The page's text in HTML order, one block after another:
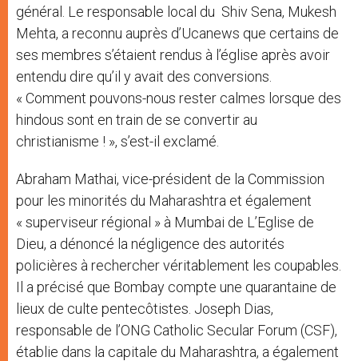
général. Le responsable local du Shiv Sena, Mukesh
Mehta, a reconnu auprès d’Ucanews que certains de
ses membres s’étaient rendus à l’église après avoir
entendu dire qu’il y avait des conversions.
« Comment pouvons-nous rester calmes lorsque des
hindous sont en train de se convertir au
christianisme ! », s’est-il exclamé.
Abraham Mathai, vice-président de la Commission
pour les minorités du Maharashtra et également
« superviseur régional » à Mumbai de L’Eglise de
Dieu, a dénoncé la négligence des autorités
policières à rechercher véritablement les coupables.
Il a précisé que Bombay compte une quarantaine de
lieux de culte pentecôtistes. Joseph Dias,
responsable de l’ONG Catholic Secular Forum (CSF),
établie dans la capitale du Maharashtra, a également